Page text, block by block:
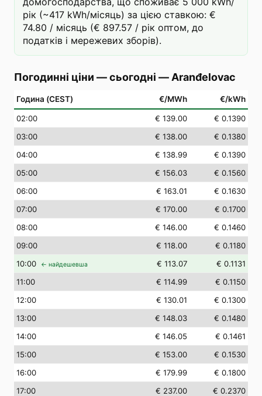
рік (~417 kWh/місяць) за цією ставкою: €
74.80 / місяць (€ 897.57 / рік оптом, до
податків і мережевих зборів).
Погодинні ціни — сьогодні — Aranđelovac
Година (CEST) €/MWh €/kWh
02:00 € 139.00
€ 0.1390
03:00 € 138.00
€ 0.1380
04:00 € 138.99
€ 0.1390
05:00 € 156.03
€ 0.1560
06:00 € 163.01
€ 0.1630
07:00 € 170.00
€ 0.1700
08:00 € 146.00
€ 0.1460
09:00 € 118.00
€ 0.1180
10:00 ← найдешевша € 113.07
€ 0.1131
11:00 € 114.99
€ 0.1150
12:00 € 130.01
€ 0.1300
13:00 € 148.03
€ 0.1480
14:00 € 146.05
€ 0.1461
15:00 € 153.00
€ 0.1530
16:00 € 179.99
€ 0.1800
17:00 € 237.00
€ 0.2370